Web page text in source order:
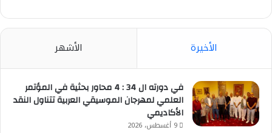
الأخيرة الأشهر
في دورته ال 34 : 4 محاور بحثية في المؤتمر
العلمي لمهرجان الموسيقي العربية تتناول النقد
الأكاديمي
9 أغسطس، 2026